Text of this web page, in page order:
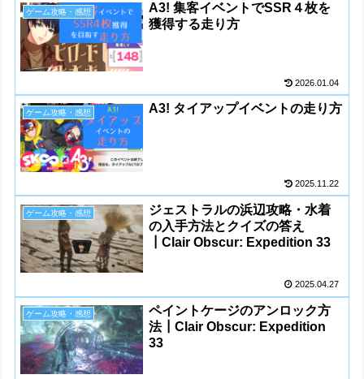
ゲーム攻略・感想
A3! 集客イベントでSSR４枚を
獲得する走り方
2026.01.04
ゲーム攻略・感想 A3! タイアップイベントの走り方
2025.11.22
ゲーム攻略・感想
ジェストラルの浜辺攻略・水着
の入手方法とクイズの答え
┃Clair Obscur: Expedition 33
2025.04.27
ゲーム攻略・感想
ペイントケージのアンロック方
法┃Clair Obscur: Expedition
33